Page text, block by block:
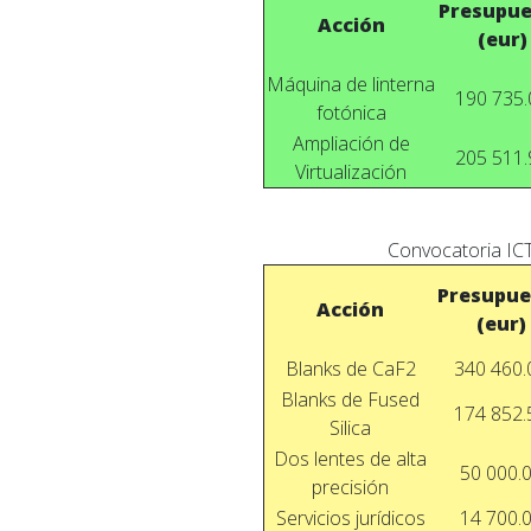
Acción
(eur)
Máquina de linterna
fotónica
190
Ampliación de
Virtualización
205
Convocatoria
Acción
(eur)
Blanks de CaF2
340
Blanks de Fused
Silica
174
Dos lentes de alta
precisión
50
Servicios jurídicos
14